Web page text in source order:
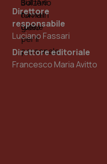
Direttore
responsabile
Luciano Fassari
Direttore editoriale
Francesco Maria Avitto